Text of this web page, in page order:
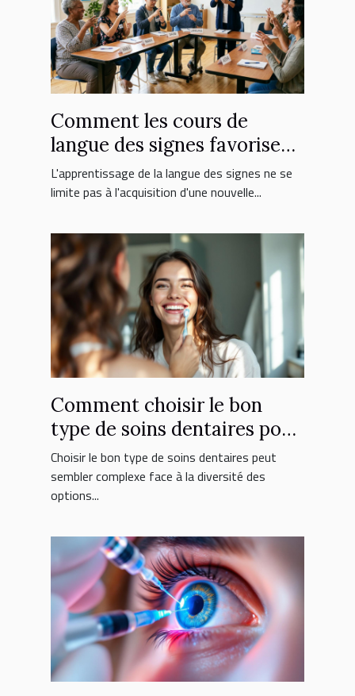
Comment les cours de
langue des signes favorisent
l'inclusion sociale ?
L'apprentissage de la langue des signes ne se
limite pas à l'acquisition d'une nouvelle...
Comment choisir le bon
type de soins dentaires pour
vous ?
Choisir le bon type de soins dentaires peut
sembler complexe face à la diversité des
options...